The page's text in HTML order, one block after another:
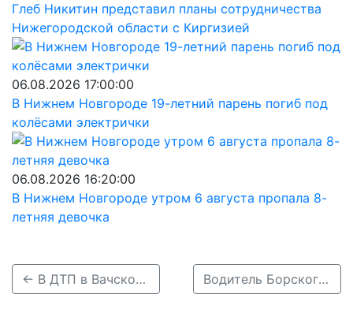
Глеб Никитин представил планы сотрудничества
Нижегородской области с Киргизией
06.08.2026 17:00:00
В Нижнем Новгороде 19-летний парень погиб под
колёсами электрички
06.08.2026 16:20:00
В Нижнем Новгороде утром 6 августа пропала 8-
летняя девочка
← В ДТП в Вачском районе погиб один человек Водитель Борского хлебопроизводства тяжело ранен в ДТП →